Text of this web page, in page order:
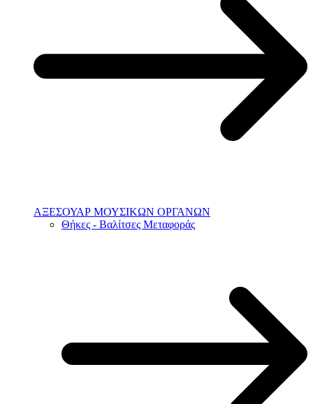
ΑΞΕΣΟΥΑΡ ΜΟΥΣΙΚΩΝ ΟΡΓΑΝΩΝ
Θήκες - Βαλίτσες Μεταφοράς